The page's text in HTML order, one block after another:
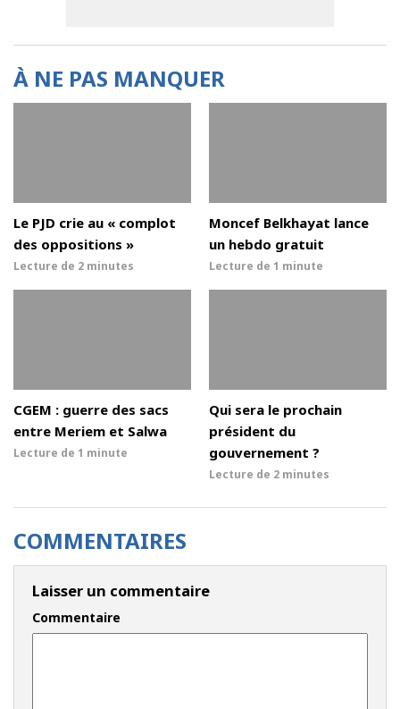
À NE PAS MANQUER
Le PJD crie au « complot
des oppositions »
Lecture de 2 minutes
Moncef Belkhayat lance
un hebdo gratuit
Lecture de 1 minute
CGEM : guerre des sacs
entre Meriem et Salwa
Lecture de 1 minute
Qui sera le prochain
président du
gouvernement ?
Lecture de 2 minutes
COMMENTAIRES
Laisser un commentaire
Commentaire